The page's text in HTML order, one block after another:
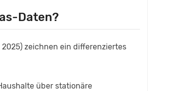
Daten?
zeichnen ein differenziertes
über stationäre